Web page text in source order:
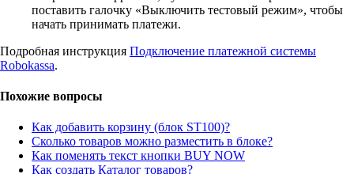
поставить галочку «Выключить тестовый режим», чтобы
начать принимать платежи.
Подробная инструкция Подключение платежной системы
Robokassa.
Похожие вопросы
Как добавить корзину (блок ST100)?
Сколько товаров можно разместить в блоке?
Как поменять текст кнопки BUY NOW
Как создать Каталог товаров?